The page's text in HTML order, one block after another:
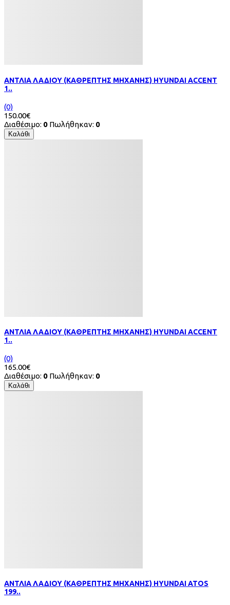
ΑΝΤΛΙΑ ΛΑΔΙΟΥ (ΚΑΘΡΕΠΤΗΣ ΜΗΧΑΝΗΣ) HYUNDAI ACCENT
1..
(0)
150.00€
Διαθέσιμο: 0 Πωλήθηκαν: 0
Καλάθι
ΑΝΤΛΙΑ ΛΑΔΙΟΥ (ΚΑΘΡΕΠΤΗΣ ΜΗΧΑΝΗΣ) HYUNDAI ACCENT
1..
(0)
165.00€
Διαθέσιμο: 0 Πωλήθηκαν: 0
Καλάθι
ΑΝΤΛΙΑ ΛΑΔΙΟΥ (ΚΑΘΡΕΠΤΗΣ ΜΗΧΑΝΗΣ) HYUNDAI ATOS
199..